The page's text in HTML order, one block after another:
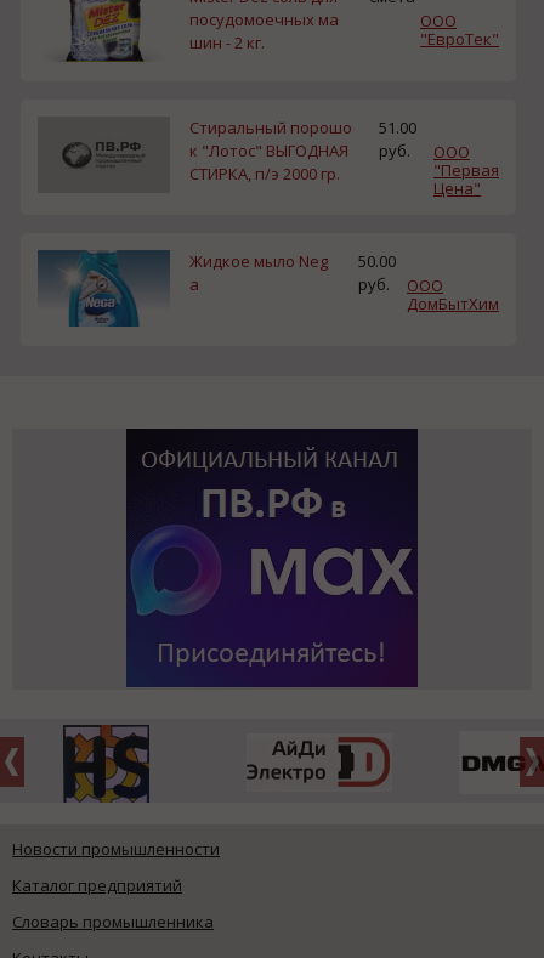
посудомоечных ма
шин - 2 кг.
ООО
"ЕвроТек"
Стиральный порошо
к "Лотос" ВЫГОДНАЯ
СТИРКА, п/э 2000 гр.
51.00
руб.
ООО
"Первая
Цена"
Жидкое мыло Neg
a
50.00
руб.
ООО
ДомБытХим
Новости промышленности
Каталог предприятий
Словарь промышленника